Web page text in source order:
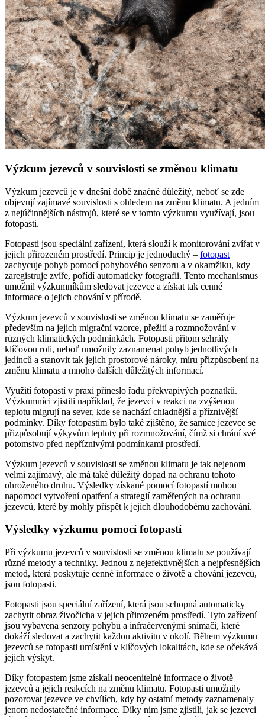
Výzkum jezevců v souvislosti se změnou klimatu
Výzkum jezevců je v dnešní době značně důležitý, neboť se zde
objevují zajímavé souvislosti s ohledem na změnu klimatu. A jedním
z nejúčinnějších nástrojů, které se v tomto výzkumu využívají, jsou
fotopasti.
Fotopasti jsou speciální zařízení, která slouží k monitorování zvířat v
jejich přirozeném prostředí. Princip je jednoduchý – fotopast
zachycuje pohyb pomocí pohybového senzoru a v okamžiku, kdy
zaregistruje zvíře, pořídí automaticky fotografii. Tento mechanismus
umožnil výzkumníkům sledovat jezevce a získat tak cenné
informace o jejich chování v přírodě.
Výzkum jezevců v souvislosti se změnou klimatu se zaměřuje
především na jejich migrační vzorce, přežití a rozmnožování v
různých klimatických podmínkách. Fotopasti přitom sehrály
klíčovou roli, neboť umožnily zaznamenat pohyb jednotlivých
jedinců a stanovit tak jejich prostorové nároky, míru přizpůsobení na
změnu klimatu a mnoho dalších důležitých informací.
Využití fotopastí v praxi přineslo řadu překvapivých poznatků.
Výzkumníci zjistili například, že jezevci v reakci na zvýšenou
teplotu migrují na sever, kde se nachází chladnější a příznivější
podmínky. Díky fotopastím bylo také zjištěno, že samice jezevce se
přizpůsobují výkyvům teploty při rozmnožování, čímž si chrání své
potomstvo před nepříznivými podmínkami prostředí.
Výzkum jezevců v souvislosti se změnou klimatu je tak nejenom
velmi zajímavý, ale má také důležitý dopad na ochranu tohoto
ohroženého druhu. Výsledky získané pomocí fotopastí mohou
napomoci vytvoření opatření a strategií zaměřených na ochranu
jezevců, které by mohly přispět k jejich dlouhodobému zachování.
Výsledky výzkumu pomocí fotopastí
Při výzkumu jezevců v souvislosti se změnou klimatu se používají
různé metody a techniky. Jednou z nejefektivnějších a nejpřesnějších
metod, která poskytuje cenné informace o životě a chování jezevců,
jsou fotopasti.
Fotopasti jsou speciální zařízení, která jsou schopná automaticky
zachytit obraz živočicha v jejich přirozeném prostředí. Tyto zařízení
jsou vybavena senzory pohybu a infračervenými snímači, které
dokáží sledovat a zachytit každou aktivitu v okolí. Během výzkumu
jezevců se fotopasti umístění v klíčových lokalitách, kde se očekává
jejich výskyt.
Díky fotopastem jsme získali neocenitelné informace o životě
jezevců a jejich reakcích na změnu klimatu. Fotopasti umožnily
pozorovat jezevce ve chvílích, kdy by ostatní metody zaznamenaly
jenom nedostatečné informace. Díky nim jsme zjistili, jak se jezevci